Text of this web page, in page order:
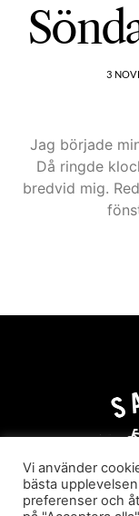
3
Jag började
Då ringde
bredvid mig.
HEM
Vi använder
bästa
preferenser och